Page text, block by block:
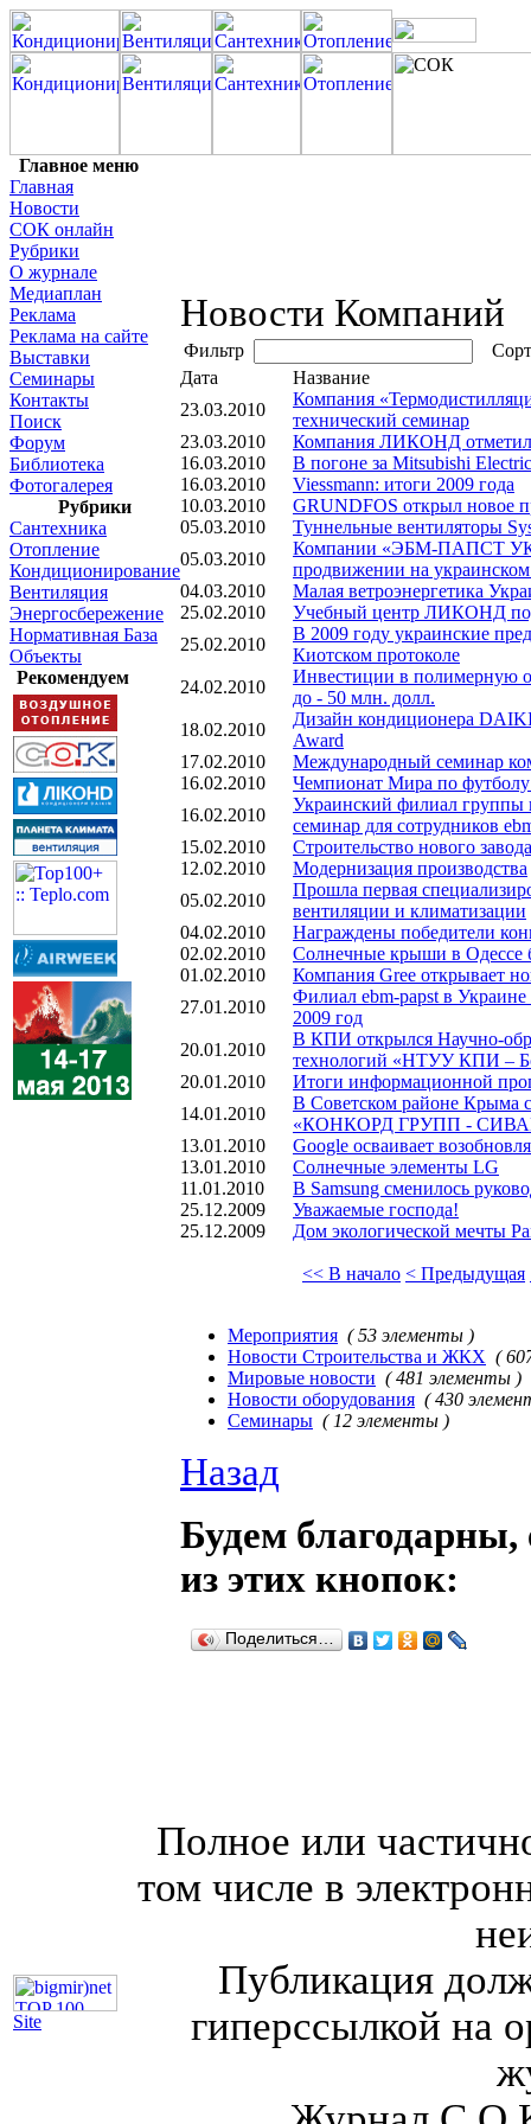
Главное меню
Главная
Новости
СОК онлайн
Рубрики
О журнале
Медиаплан
Реклама
Реклама на сайте
Выставки
Семинары
Контакты
Поиск
Форум
Библиотека
Фотогалерея
Рубрики
Сантехника
Отопление
Кондиционирование
Вентиляция
Энергосбережение
Нормативная База
Объекты
Рекомендуем
Новости Компаний
Фильтр
Дата
Название
23.03.2010
Компания
технический семинар
23.03.2010
Компания ЛИКОНД отметила
16.03.2010
В погоне за Mitsubishi
16.03.2010
Viessmann: итоги 2009 года
10.03.2010
GRUNDFOS открыл новое
05.03.2010
Туннельные вентиляторы
05.03.2010
Компании «ЭБМ-ПАПСТ
продвижении на
04.03.2010
Малая ветроэнергетика
25.02.2010
Учебный центр ЛИКОНД
25.02.2010
В 2009 году украинские
Киотском протоколе
24.02.2010
Инвестиции в полимерную
до - 50 млн. долл.
18.02.2010
Дизайн кондиционера
Award
17.02.2010
Международный семинар
16.02.2010
Чемпионат Мира по футболу
16.02.2010
Украинский филиал группы
семинар для сотрудников
15.02.2010
Строительство нового завода
12.02.2010
Модернизация производства
05.02.2010
Прошла первая
вентиляции и климатизации
04.02.2010
Награждены победители
02.02.2010
Солнечные крыши в Одессе
01.02.2010
Компания Gree открывает
27.01.2010
Филиал ebm-papst в
2009 год
20.01.2010
В КПИ открылся Научно-
технологий «НТУУ КПИ –
20.01.2010
Итоги информационной
14.01.2010
В Советском районе Крыма
«КОНКОРД ГРУПП -
13.01.2010
Google осваивает
13.01.2010
Солнечные элементы LG
11.01.2010
В Samsung сменилось
25.12.2009
Уважаемые господа!
25.12.2009
Дом экологической мечты
<< В начало < Предыдущая
Мероприятия ( 53 элементы )
Новости Строительства и ЖКХ (
Мировые новости ( 481 элементы )
Новости оборудования ( 430
Семинары ( 12 элементы )
Назад
Будем благодарны,
из этих кнопок:
Поделиться…
Site
Полное или
том числе в
Публикация
гиперссылкой на